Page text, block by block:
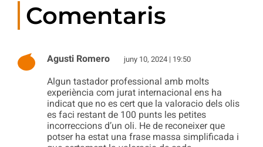
Comentaris
Agusti Romero juny 10, 2024 | 19:50
Algun tastador professional amb molts
experiència com jurat internacional ens ha
indicat que no es cert que la valoracio dels olis
es faci restant de 100 punts les petites
incorreccions d’un oli. He de reconeixer que
potser ha estat una frase massa simplificada i